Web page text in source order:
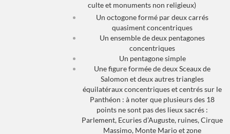
culte et monuments non religieux)
Un octogone formé par deux carrés
quasiment concentriques
Un ensemble de deux pentagones
concentriques
Un pentagone simple
Une figure formée de deux Sceaux de
Salomon et deux autres triangles
équilatéraux concentriques et centrés sur le
Panthéon : à noter que plusieurs des 18
points ne sont pas des lieux sacrés :
Parlement, Ecuries d’Auguste, ruines, Cirque
Massimo, Monte Mario et zone